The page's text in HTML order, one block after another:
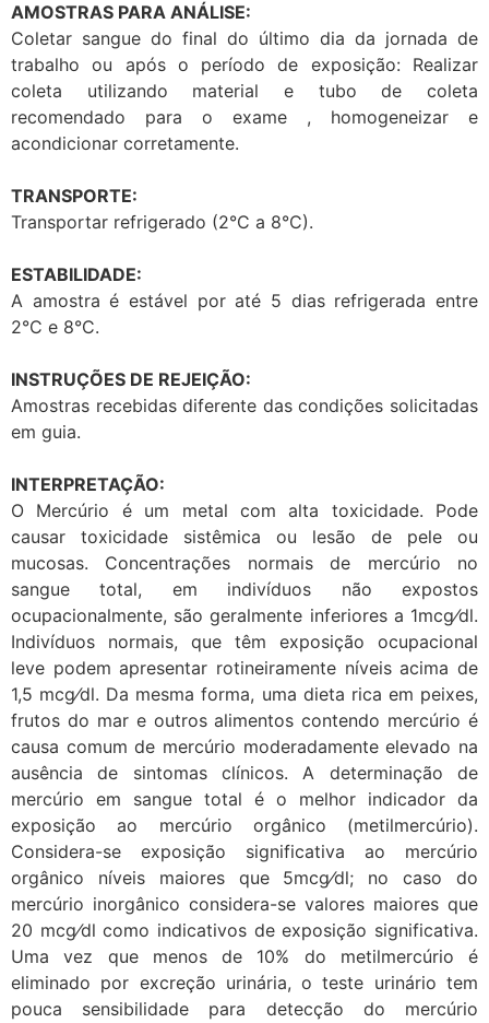
AMOSTRAS PARA ANÁLISE:
Coletar sangue do final do último dia da jornada de
trabalho ou após o período de exposição: Realizar
coleta utilizando material e tubo de coleta
recomendado para o exame , homogeneizar e
acondicionar corretamente.
TRANSPORTE:
Transportar refrigerado (2°C a 8°C).
ESTABILIDADE:
A amostra é estável por até 5 dias refrigerada entre
2°C e 8°C.
INSTRUÇÕES DE REJEIÇÃO:
Amostras recebidas diferente das condições solicitadas
em guia.
INTERPRETAÇÃO:
O Mercúrio é um metal com alta toxicidade. Pode
causar toxicidade sistêmica ou lesão de pele ou
mucosas. Concentrações normais de mercúrio no
sangue total, em indivíduos não expostos
ocupacionalmente, são geralmente inferiores a 1mcg⁄dl.
Indivíduos normais, que têm exposição ocupacional
leve podem apresentar rotineiramente níveis acima de
1,5 mcg⁄dl. Da mesma forma, uma dieta rica em peixes,
frutos do mar e outros alimentos contendo mercúrio é
causa comum de mercúrio moderadamente elevado na
ausência de sintomas clínicos. A determinação de
mercúrio em sangue total é o melhor indicador da
exposição ao mercúrio orgânico (metilmercúrio).
Considera-se exposição significativa ao mercúrio
orgânico níveis maiores que 5mcg⁄dl; no caso do
mercúrio inorgânico considera-se valores maiores que
20 mcg⁄dl como indicativos de exposição significativa.
Uma vez que menos de 10% do metilmercúrio é
eliminado por excreção urinária, o teste urinário tem
pouca sensibilidade para detecção do mercúrio